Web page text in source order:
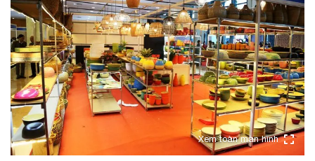
Xem toàn màn hình